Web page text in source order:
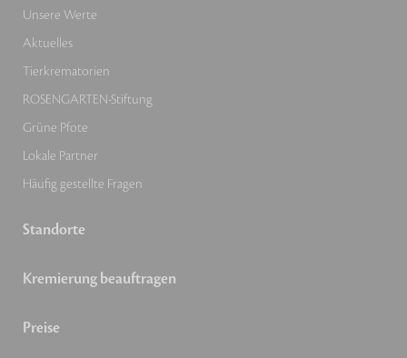
Unsere Werte
Aktuelles
Tierkrematorien
ROSENGARTEN-Stiftung
Grüne Pfote
Lokale Partner
Häufig gestellte Fragen
Standorte
Kremierung beauftragen
Preise